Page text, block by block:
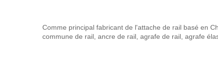
Comme principal fabricant de l'attache de rail basé en
commune de rail, ancre de rail, agrafe de rail, agrafe